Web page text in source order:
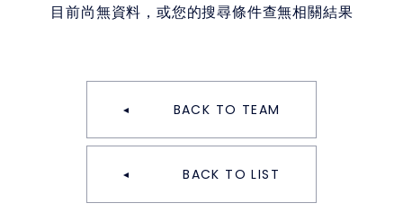
目前尚無資料，或您的搜尋條件查無相關結果
BACK TO TEAM
BACK TO LIST